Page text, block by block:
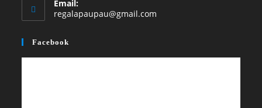
Email:
regalapaupau@gmail.com
Facebook